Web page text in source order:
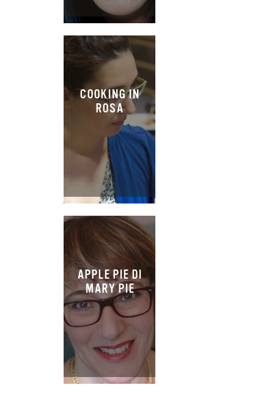
COOKING IN
ROSA
APPLE PIE DI
MARY PIE